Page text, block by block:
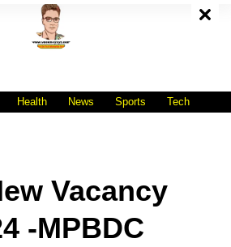
Health News Sports Tech
Vacancy
-MPBDC